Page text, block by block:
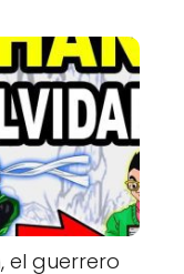
el guerrero